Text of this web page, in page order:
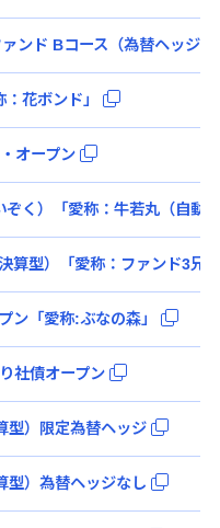
ンド Bコース（為替ヘッジな
花ボンド」
オープン
く）「愛称：牛若丸（自動
算型）「愛称：ファンド3兄
ン「愛称:ぶなの森」
社債オープン
型）限定為替ヘッジ
型）為替ヘッジなし